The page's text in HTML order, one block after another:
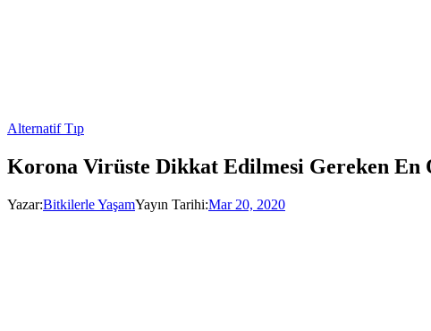
Alternatif Tıp
Korona Virüste Dikkat Edilmesi Gereken En
Yazar:Bitkilerle YaşamYayın Tarihi:Mar 20, 2020